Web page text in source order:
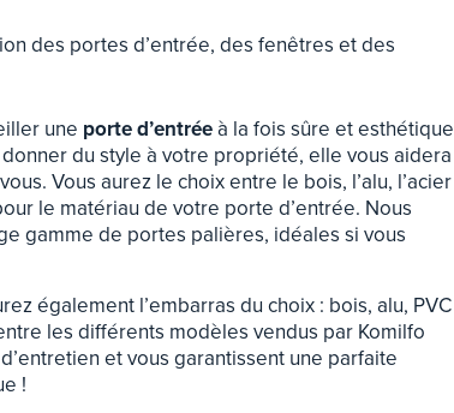
des portes d’entrée, des fenêtres et des
une porte d’entréeà la fois sûre et esthétique
du style à votre propriété, elle vous aidera
Vous aurez le choix entre le bois, l’alu, l’acier
le matériau de votre porte d’entrée. Nous
gamme de portes palières, idéales si vous
également l’embarras du choix : bois, alu, PVC
les différents modèles vendus par Komilfo
et vous garantissent une parfaite
!